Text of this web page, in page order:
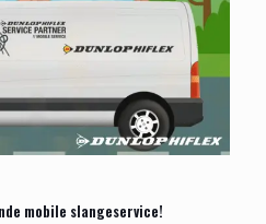
mobile slangeservice!